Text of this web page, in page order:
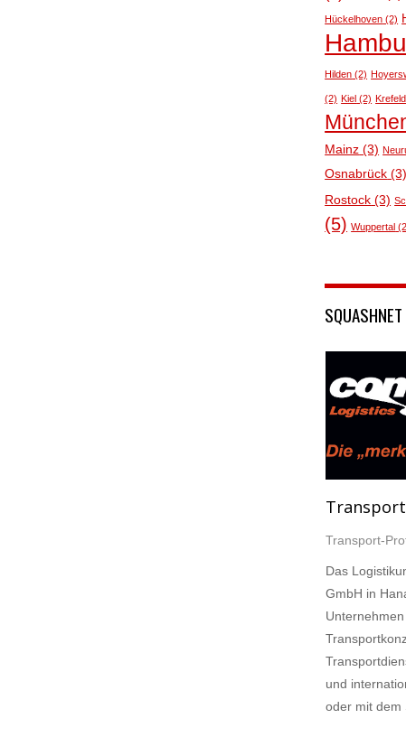
Hückelhoven (2)
Hilden (2)
(2) Kiel (2) Krefeld
Mainz (3)
Osnabrück (3)
Rostock (3)
(5) Wuppertal
Transport-
Das
GmbH in
und
oder mit dem